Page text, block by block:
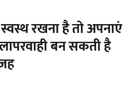
रखना है तो अपनाएं
बन सकती है